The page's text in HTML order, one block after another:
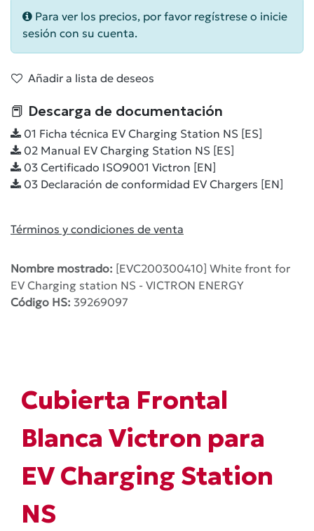
Para ver los precios, por favor regístrese o inicie
sesión con su cuenta.
Añadir a lista de deseos
📕 Descarga de documentación
01 Ficha técnica EV Charging Station NS [ES]
02 Manual EV Charging Station NS [ES]
03 Certificado ISO9001 Victron [EN]
03 Declaración de conformidad EV Chargers [EN]
Términos y condiciones de venta
Nombre mostrado: [EVC200300410] White front for
EV Charging station NS - VICTRON ENERGY
Código HS: 39269097
Cubierta Frontal
Blanca Victron para
EV Charging Station
NS